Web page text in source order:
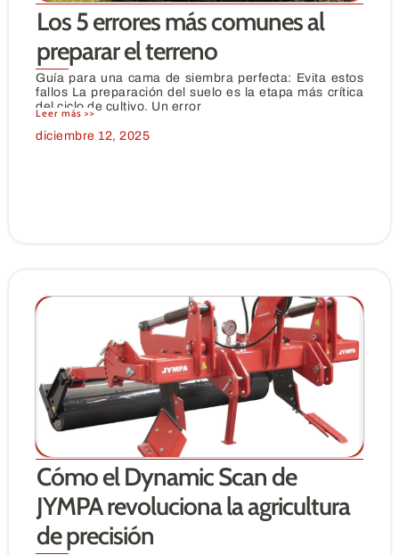
Los 5 errores más comunes al
preparar el terreno
Guía para una cama de siembra perfecta: Evita estos
fallos La preparación del suelo es la etapa más crítica
del ciclo de cultivo. Un error
Leer más >>
diciembre 12, 2025
Cómo el Dynamic Scan de
JYMPA revoluciona la agricultura
de precisión